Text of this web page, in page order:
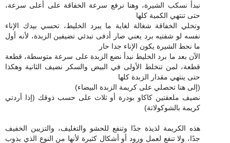
نبدأ نسكب الشيرة، وهنا نرفع سرعة الخفاقة على أعلى سرعة،
حتى تنتهي الكمية كلها
وتخلي الخفاقة شغالة لغاية ما يبرد الخليط، تحسي بيدك الإناء
نفسه لو شفتيه برد يعني صار أدفى تبدئي تضيفين الزبدة، لأنه أول
ما نحط الشيرة يكون الإناء جدا حار
الآن بعد ما برد الخليط نبدأ نضع الزبدة على سرعة متوسطة، قطعة
قطعة، لمن تنخلط الأولى في البيض والسكر نضيف الثانية وهكذا
حتى ينتهي مقدار الزبدة كلها
(إلى هنا تحصلي على كريمة الزبدة البيضاء)
نضيف ملعقتين كاكاو بودرة أو ثلاث على حسب ذوقك (إذا أردتي
كريمة بالشوكولاتة)
هذه الكريمة لذيذة جدًا وتنفع للحشو والتغليف، والتزيين الخفيف
جدًا، ولا تنفع لعمل ورود أو أشكال كثيرة لأنها من النوع الذي يذوب